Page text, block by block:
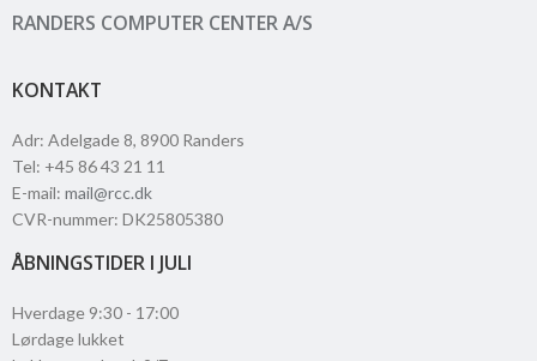
RANDERS COMPUTER CENTER A/S
KONTAKT
Adr: Adelgade 8, 8900 Randers
Tel: +45 86 43 21 11
E-mail: mail@rcc.dk
CVR-nummer: DK25805380
ÅBNINGSTIDER I JULI
Hverdage 9:30 - 17:00
Lørdage lukket